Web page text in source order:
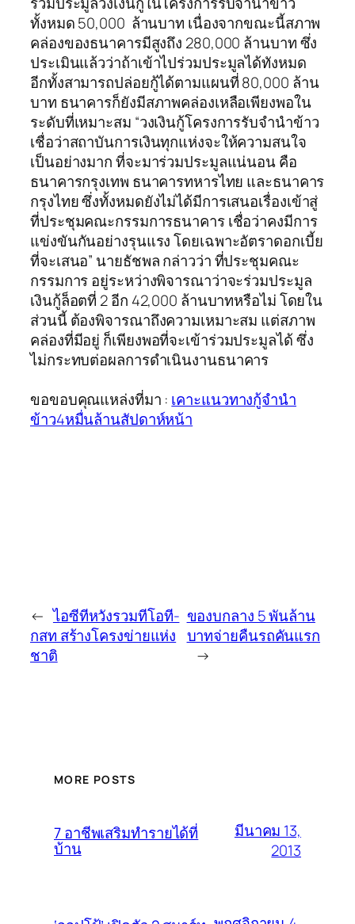
ทั้งหมด 50,000 ล้านบาท เนื่องจากขณะนี้สภาพ
คล่องของธนาคารมีสูงถึง 280,000 ล้านบาท ซึ่ง
ประเมินแล้วว่าถ้าเข้าไปร่วมประมูลได้ทังหมด
อีกทั้งสามารถปล่อยกู้ได้ตามแผนที่ 80,000 ล้าน
บาท ธนาคารก็ยังมีสภาพคล่องเหลือเพียงพอใน
ระดับที่เหมาะสม “วงเงินกู้โครงการรับจำนำข้าว
เชื่อว่าสถาบันการเงินทุกแห่งจะให้ความสนใจ
เป็นอย่างมาก ที่จะมาร่วมประมูลแน่นอน คือ
ธนาคารกรุงเทพ ธนาคารทหารไทย และธนาคาร
กรุงไทย ซึ่งทั้งหมดยังไม่ได้มีการเสนอเรื่องเข้าสู่
ที่ประชุมคณะกรรมการธนาคาร เชื่อว่าคงมีการ
แข่งขันกันอย่างรุนแรง โดยเฉพาะอัตราดอกเบี้ย
ที่จะเสนอ” นายธัชพล กล่าวว่า ที่ประชุมคณะ
กรรมการ อยู่ระหว่างพิจารณาว่าจะร่วมประมูล
เงินกู้ล็อตที่ 2 อีก 42,000 ล้านบาทหรือไม่ โดยใน
ส่วนนี้ ต้องพิจารณาถึงความเหมาะสม แต่สภาพ
คล่องที่มีอยู่ ก็เพียงพอที่จะเข้าร่วมประมูลได้ ซึ่ง
ไม่กระทบต่อผลการดำเนินงานธนาคาร
ขอขอบคุณแหล่งที่มา : เคาะแนวทางกู้จำนำ
ข้าว4หมื่นล้านสัปดาห์หน้า
← ไอซีทีหวังรวมทีโอที-
กสท สร้างโครงข่ายแห่ง
ชาติ
ของบกลาง 5 พันล้าน
บาทจ่ายคืนรถคันแรก
→
MORE POSTS
7 อาชีพเสริมทำรายได้ที่
บ้าน
มีนาคม 13,
2013